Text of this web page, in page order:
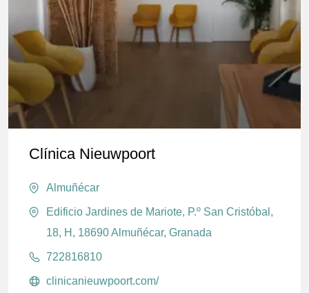
Clínica Nieuwpoort
Almuñécar
Edificio Jardines de Mariote, P.º San Cristóbal,
18, H, 18690 Almuñécar, Granada
722816810
clinicanieuwpoort.com/